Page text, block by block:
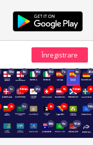
13z 6z 14z 13z 7z 6z 20z
1z 58min 21z 2h 1h 58min 2h
2h 5z 9h 5h 39z
68z 4z 152z